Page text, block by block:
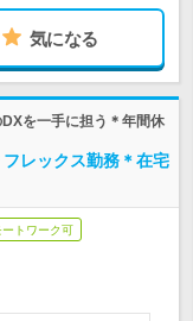
気になる
を一手に担う＊年間休
フレックス勤務＊在宅
ートワーク可